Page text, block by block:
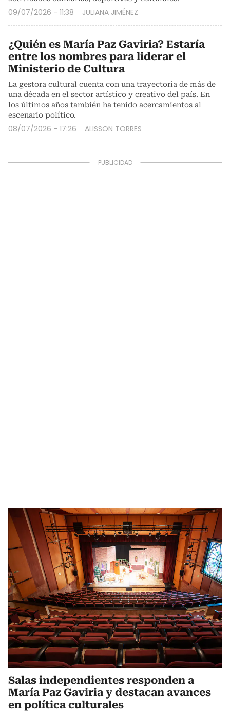
09/07/2026 - 11:38 JULIANA JIMÉNEZ
¿Quién es María Paz Gaviria? Estaría
entre los nombres para liderar el
Ministerio de Cultura
La gestora cultural cuenta con una trayectoria de más de
una década en el sector artístico y creativo del país. En
los últimos años también ha tenido acercamientos al
escenario político.
08/07/2026 - 17:26 ALISSON TORRES
Salas independientes responden a
María Paz Gaviria y destacan avances
en política culturales